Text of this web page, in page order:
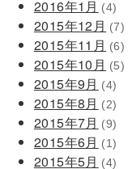
2016年1月 (4)
2015年12月 (7)
2015年11月 (6)
2015年10月 (5)
2015年9月 (4)
2015年8月 (2)
2015年7月 (9)
2015年6月 (1)
2015年5月 (4)